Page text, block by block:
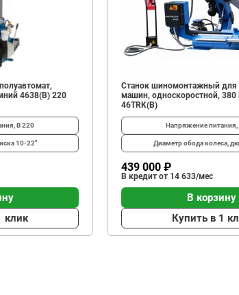
4638(B) 220
В220
10-22"
клик
Станок шиномонтажный для
машин, односкоростной, 380
46TRK(B)
Напряжение питания,
Диаметр обода колеса,
439 000 ₽
В кредит от 14 633/мес
В корзину
Купить в 1